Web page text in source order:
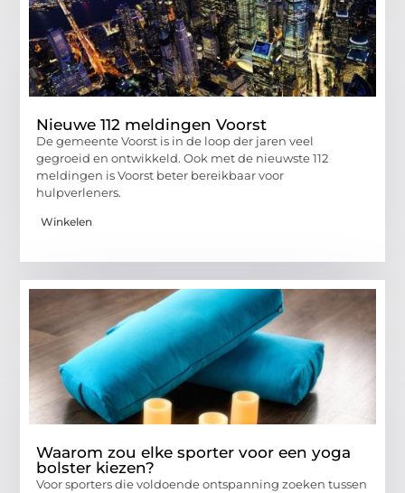
Nieuwe 112 meldingen Voorst
De gemeente Voorst is in de loop der jaren veel
gegroeid en ontwikkeld. Ook met de nieuwste 112
meldingen is Voorst beter bereikbaar voor
hulpverleners.
Winkelen
Waarom zou elke sporter voor een yoga
bolster kiezen?
Voor sporters die voldoende ontspanning zoeken tussen